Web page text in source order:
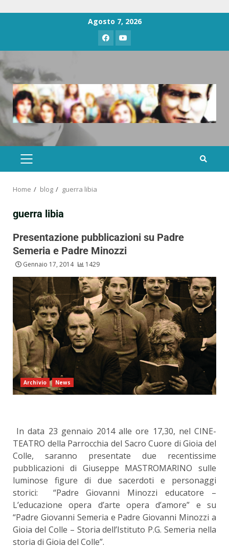
Agosto 7, 2026
Home blog guerra libia
guerra libia
Presentazione pubblicazioni su Padre
Semeria e Padre Minozzi
Gennaio 17, 2014 1429
Archivio News
In data 23 gennaio 2014 alle ore 17,30, nel CINE-
TEATRO della Parrocchia del Sacro Cuore di Gioia del
Colle, saranno presentate due recentissime
pubblicazioni di Giuseppe MASTROMARINO sulle
luminose figure di due sacerdoti e personaggi
storici: “Padre Giovanni Minozzi educatore –
L’educazione opera d’arte opera d’amore” e su
“Padre Giovanni Semeria e Padre Giovanni Minozzi a
Gioia del Colle – Storia dell’Istituto P.G. Semeria nella
storia di Gioia del Colle”.